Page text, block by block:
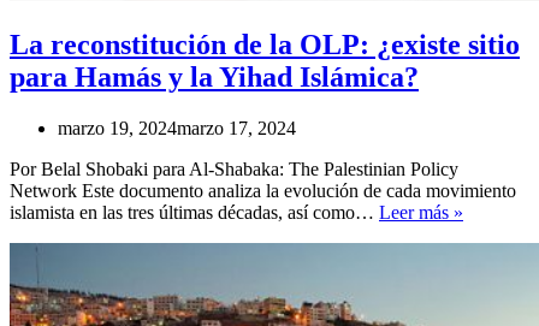
La reconstitución de la OLP: ¿existe sitio
para Hamás y la Yihad Islámica?
marzo 19, 2024marzo 17, 2024
Por Belal Shobaki para Al-Shabaka: The Palestinian Policy
Network Este documento analiza la evolución de cada movimiento
islamista en las tres últimas décadas, así como… Leer más »